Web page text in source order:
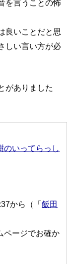
を言うことの怖
良いことだと思
しい言い方が必
がありました
いってらっし
から（「飯田
ページでお確か